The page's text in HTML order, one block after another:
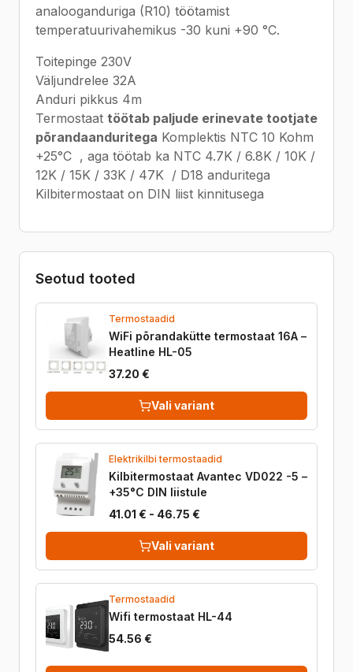
analooganduriga (R10) töötamist
temperatuurivahemikus -30 kuni +90 °C.
Toitepinge 230V
Väljundrelee 32A
Anduri pikkus 4m
Termostaat töötab paljude erinevate tootjate
põrandaanduritega Komplektis NTC 10 Kohm
+25°C , aga töötab ka NTC 4.7K / 6.8K / 10K /
12K / 15K / 33K / 47K / D18 anduritega
Kilbitermostaat on DIN liist kinnitusega
Seotud tooted
Termostaadid
WiFi põrandakütte termostaat 16A –
Heatline HL-05
37.20 €
Vali variant
Elektrikilbi termostaadid
Kilbitermostaat Avantec VD022 -5 –
+35°C DIN liistule
41.01 € - 46.75 €
Vali variant
Termostaadid
Wifi termostaat HL-44
54.56 €